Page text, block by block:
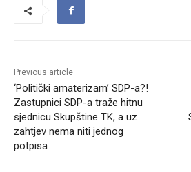
Previous article
‘Politički amaterizam’ SDP-a?!
Zastupnici SDP-a traže hitnu
sjednicu Skupštine TK, a uz
zahtjev nema niti jednog
potpisa